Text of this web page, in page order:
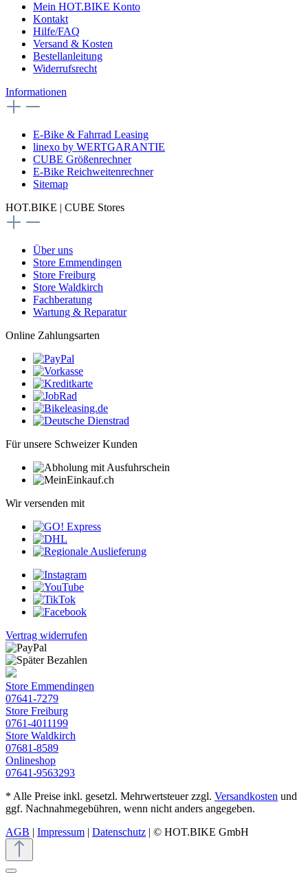
Mein HOT.BIKE Konto
Kontakt
Hilfe/FAQ
Versand & Kosten
Bestellanleitung
Widerrufsrecht
Informationen
E-Bike & Fahrrad Leasing
linexo by WERTGARANTIE
CUBE Größenrechner
E-Bike Reichweitenrechner
Sitemap
HOT.BIKE | CUBE Stores
Über uns
Store Emmendingen
Store Freiburg
Store Waldkirch
Fachberatung
Wartung & Reparatur
Online Zahlungsarten
Für unsere Schweizer Kunden
Wir versenden mit
Vertrag widerrufen
Store Emmendingen
07641-7279
Store Freiburg
0761-4011199
Store Waldkirch
07681-8589
Onlineshop
07641-9563293
* Alle Preise inkl. gesetzl. Mehrwertsteuer zzgl. Versandkosten und
ggf. Nachnahmegebühren, wenn nicht anders angegeben.
AGB | Impressum | Datenschutz | © HOT.BIKE GmbH